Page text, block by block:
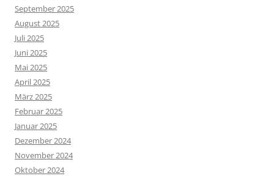
September 2025
August 2025
Juli 2025
Juni 2025
Mai 2025
April 2025
März 2025
Februar 2025
Januar 2025
Dezember 2024
November 2024
Oktober 2024